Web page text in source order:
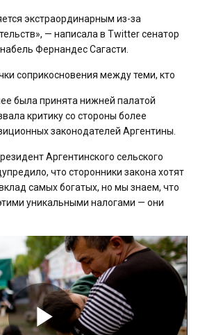
экстраординарным из-за
— написала в Twitter сенатор
Фернандес Сагасти.
соприкосновения между теми, кто
была принята нижней палатой
критику со стороны более
законодателей Аргентины.
Аргентинского сельского
что сторонники закона хотят
самых богатых, но мы знаем, что
уникальными налогами — они